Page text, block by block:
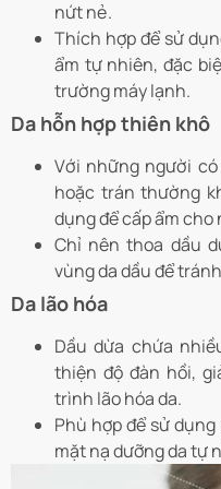
nứt nẻ.
Thích hợp để sử
ẩm tự nhiên, đặc
trường máy lạnh.
Da hỗn hợp thiên khô
Với những người
hoặc trán thường
dụng để cấp ẩm
Chỉ nên thoa dầu
vùng da dầu để
Da lão hóa
Dầu dừa chứa
thiện độ đàn hồi,
trình lão hóa da.
Phù hợp để sử
mặt nạ dưỡng da tự